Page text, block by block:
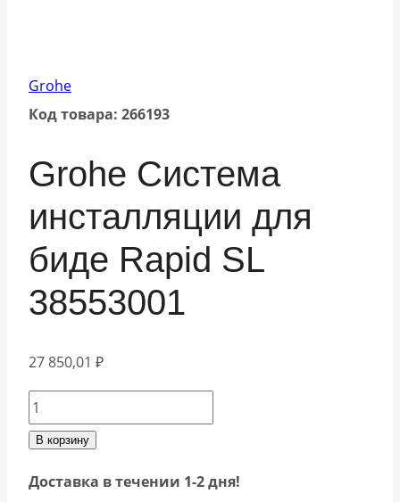
Grohe
Код товара: 266193
Grohe Система
инсталляции для
биде Rapid SL
38553001
27 850,01 ₽
Количество
товара
Система
В корзину
Доставка в течении 1-2 дня!